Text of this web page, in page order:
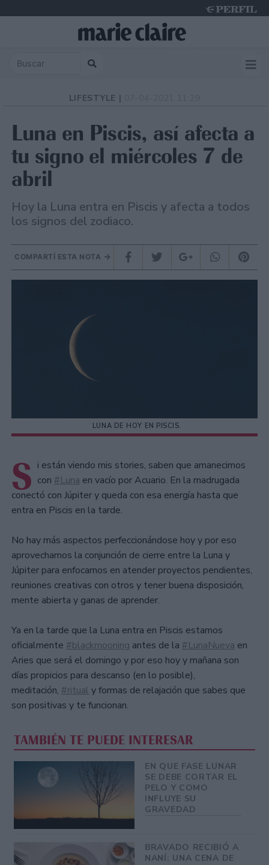
LIFESTYLE |
Luna en Piscis, así afecta a
tu signo el miércoles 7 de
abril
Hoy la Luna entra en Piscis y afecta a todos
los signos del zodiaco.
COMPARTÍ ESTA NOTA
LUNA DE HOY EN PISCIS.
S i están viendo mis stories, saben que amanecimos
con #Luna en vacío por Acuario. En la madrugada
conectó con Júpiter y queda con esa energía hasta que
entra en Piscis en la tarde.
No hay más aspectos perfeccionándose hoy y por eso
aprovechamos la conjunción de cierre entre la Luna y
Júpiter para enfocarnos en atender proyectos pendientes,
reuniones creativas con otros y tener buena disposición,
mente abierta y ganas de aprender.
Ya en la tarde que la Luna entra en Piscis estamos
oficialmente #blackmooning antes de la #LunaNueva en
Aries que será el domingo y por eso hoy y mañana son
días propicios para descanso (en lo posible),
meditación, #ritual y formas de relajación que sabes que
son positivas y te funcionan.
TAMBIÉN TE PUEDE INTERESAR
EN QUE FASE LUNAR
SE DEBE CORTAR EL
PELO Y COMO
INFLUYE SU
GRAVEDAD
BRAVADO RECIBIÓ A
NANÍ: UNA CENA DE